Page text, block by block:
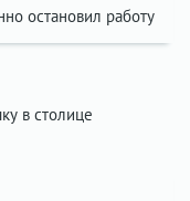
остановил работу
в столице